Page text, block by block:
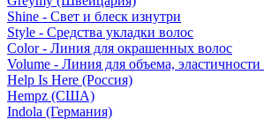
Shine - Свет и блеск изнутри
Style - Средства укладки волос
Color - Линия для окрашенных волос
Volume - Линия для объема, эластичности
Help Is Here (Россия)
Hempz (США)
Indola (Германия)